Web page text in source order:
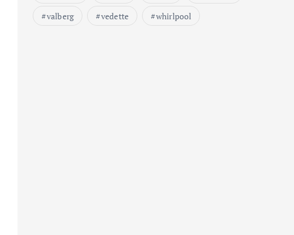
valberg
vedette whirlpool